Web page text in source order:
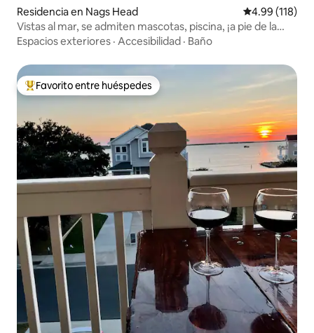
Residencia en Nags Head Calificación
4.99 (118)
Vistas al mar, se admiten mascotas, piscina, ¡a pie de la
playa!
Espacios exteriores · Accesibilidad · Baño
De los mejores en Favorito entre huéspedes
Favorito entre huéspedes